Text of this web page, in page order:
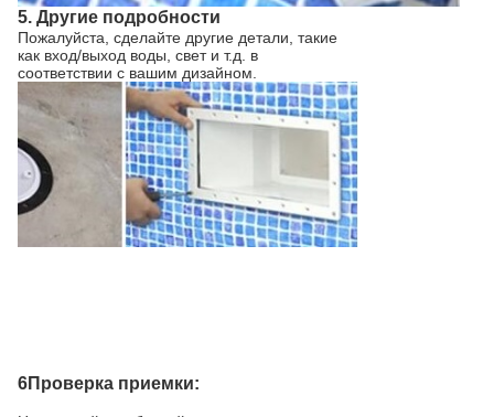
5. Другие подробности
Пожалуйста, сделайте другие детали, такие
как вход/выход воды, свет и т.д. в
соответствии с вашим дизайном.
6Проверка приемки: